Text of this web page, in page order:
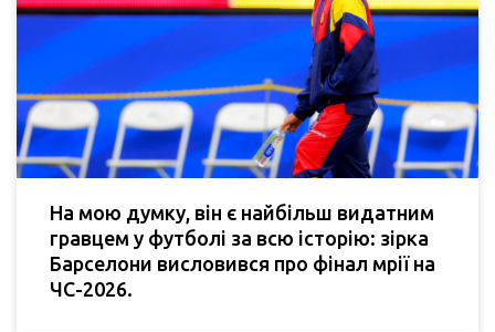
На мою думку, він є найбільш видатним
гравцем у футболі за всю історію: зірка
Барселони висловився про фінал мрії на
ЧС-2026.